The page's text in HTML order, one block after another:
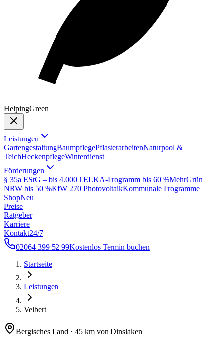
HelpingGreen
Leistungen
GartengestaltungBaumpflegePflasterarbeitenNaturpool &
TeichHeckenpflegeWinterdienst
Förderungen
§ 35a EStG – bis 4.000 €ELKA-Programm bis 60 %MehrGrün
NRW bis 50 %KfW 270 PhotovoltaikKommunale Programme
ShopNeu
Preise
Ratgeber
Karriere
Kontakt24/7
02064 399 52 99Kostenlos Termin buchen
Startseite
Leistungen
Velbert
Bergisches Land · 45 km von Dinslaken